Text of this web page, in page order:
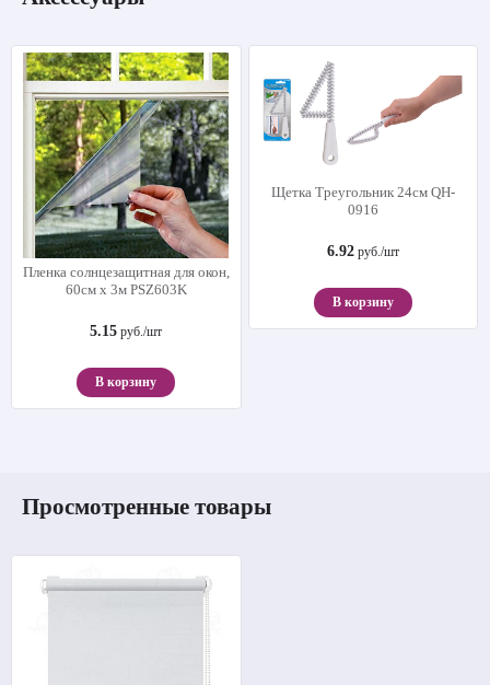
Пленка солнцезащитная для окон,
60см х 3м PSZ603K
5.15 руб./шт
В корзину
Щетка Треугольник 24см QH-
0916
6.92руб./шт
В корзину
Просмотренные товары